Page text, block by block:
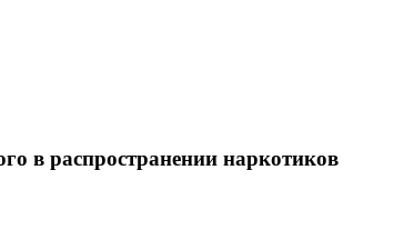
в распространении наркотиков